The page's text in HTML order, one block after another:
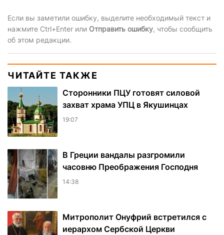
Если вы заметили ошибку, выделите необходимый текст и
нажмите Ctrl+Enter или Отправить ошибку, чтобы сообщить
об этом редакции.
ЧИТАЙТЕ ТАКЖЕ
Сторонники ПЦУ готовят силовой
захват храма УПЦ в Якушинцах
19:07
В Греции вандалы разгромили
часовню Преображения Господня
14:38
Митрополит Онуфрий встретился с
иерархом Сербской Церкви